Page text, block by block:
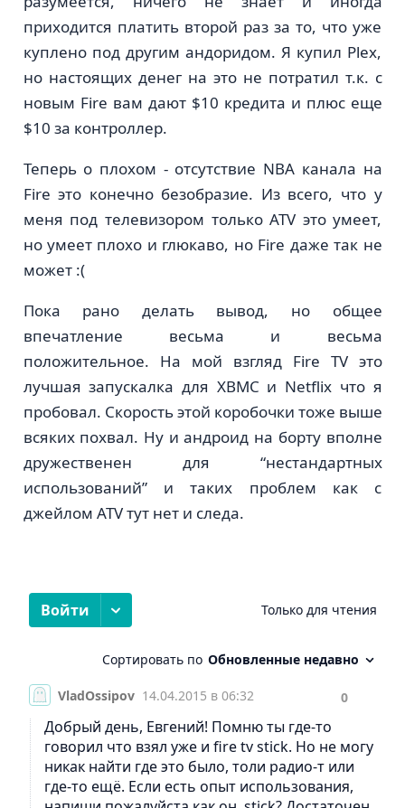
приходится платить второй раз за то, что уже
куплено под другим андоридом. Я купил Plex,
но настоящих денег на это не потратил т.к. с
новым Fire вам дают $10 кредита и плюс еще
$10 за контроллер.
Теперь о плохом - отсутствие NBA канала на
Fire это конечно безобразие. Из всего, что у
меня под телевизором только ATV это умеет,
но умеет плохо и глюкаво, но Fire даже так не
может :(
Пока рано делать вывод, но общее
впечатление весьма и весьма
положительное. На мой взгляд Fire TV это
лучшая запускалка для XBMC и Netflix что я
пробовал. Скорость этой коробочки тоже выше
всяких похвал. Ну и андроид на борту вполне
дружественен для “нестандартных
использований” и таких проблем как с
джейлом ATV тут нет и следа.